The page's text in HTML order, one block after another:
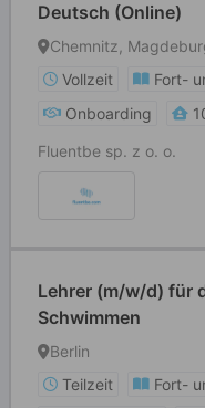
Deutsch (Online)
Chemnitz,
Vollzeit
Fort-
Onboarding
Fluentbe sp. z o. o.
Lehrer (m/w/d) für
Schwimmen
Berlin
Teilzeit
Fort-